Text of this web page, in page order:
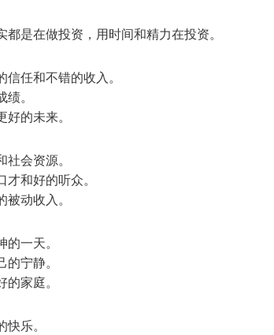
是在做投资，用时间和精力在投资。
任和不错的收入。
。
的未来。
会资源。
和好的听众。
动收入。
一天。
宁静。
家庭。
乐。